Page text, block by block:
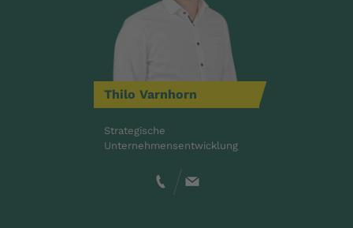
Thilo Varnhorn
Strategische
Unternehmensentwicklung